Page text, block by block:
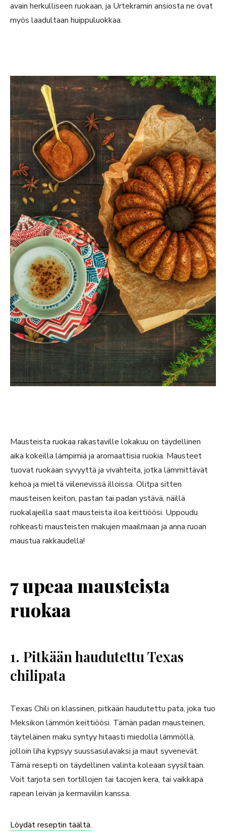
avain herkulliseen ruokaan, ja Urtekramin ansiosta ne ovat
myös laadultaan huippuluokkaa.
Mausteista ruokaa rakastaville lokakuu on täydellinen
aika kokeilla lämpimiä ja aromaattisia ruokia. Mausteet
tuovat ruokaan syvyyttä ja vivahteita, jotka lämmittävät
kehoa ja mieltä viilenevissä illoissa. Olitpa sitten
mausteisen keiton, pastan tai padan ystävä, näillä
ruokalajeilla saat mausteista iloa keittiöösi. Uppoudu
rohkeasti mausteisten makujen maailmaan ja anna ruoan
maustua rakkaudella!
7 upeaa mausteista
ruokaa
1. Pitkään haudutettu Texas
chilipata
Texas Chili on klassinen, pitkään haudutettu pata, joka tuo
Meksikon lämmön keittiöösi. Tämän padan mausteinen,
täyteläinen maku syntyy hitaasti miedolla lämmöllä,
jolloin liha kypsyy suussasulavaksi ja maut syvenevät.
Tämä resepti on täydellinen valinta koleaan syysiltaan.
Voit tarjota sen tortillojen tai tacojen kera, tai vaikkapa
rapean leivän ja kermaviilin kanssa.
Löydät reseptin täältä.